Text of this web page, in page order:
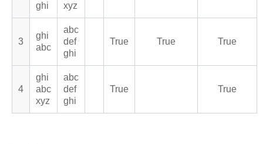
ghi
xyz
3
ghi
abc
abc
def
ghi
True True True
4
ghi
abc
xyz
abc
def
ghi
True True